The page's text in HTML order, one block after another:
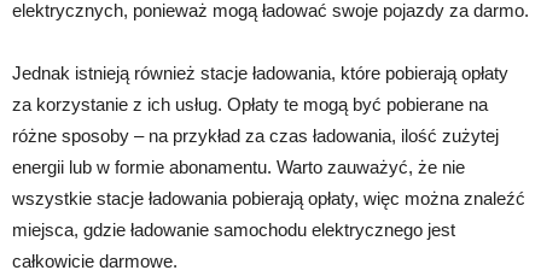
elektrycznych, ponieważ mogą ładować swoje pojazdy za darmo.
Jednak istnieją również stacje ładowania, które pobierają opłaty
za korzystanie z ich usług. Opłaty te mogą być pobierane na
różne sposoby – na przykład za czas ładowania, ilość zużytej
energii lub w formie abonamentu. Warto zauważyć, że nie
wszystkie stacje ładowania pobierają opłaty, więc można znaleźć
miejsca, gdzie ładowanie samochodu elektrycznego jest
całkowicie darmowe.